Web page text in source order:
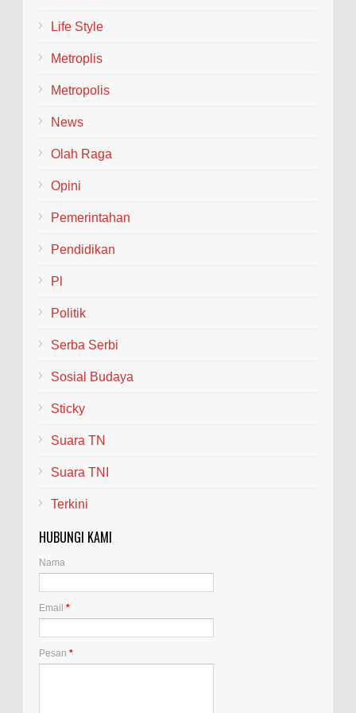
Life Style
Metroplis
Metropolis
News
Olah Raga
Opini
Pemerintahan
Pendidikan
Pl
Politik
Serba Serbi
Sosial Budaya
Sticky
Suara TN
Suara TNI
Terkini
HUBUNGI KAMI
Nama
Email *
Pesan *